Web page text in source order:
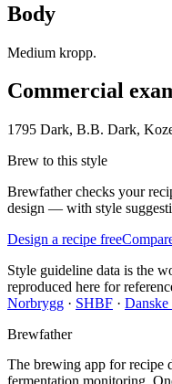
Body
Medium kropp.
Commercial
1795 Dark, B.B. Dark,
Brew to this style
Brewfather checks your
design — with style
Design a recipe free
Style guideline data is the
reproduced here for
Norbrygg · SHBF ·
Brewfather
The brewing app for recipe